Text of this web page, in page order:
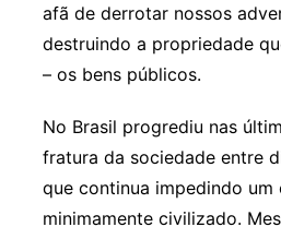
afã de derrotar nossos
destruindo a propriedade
– os bens públicos.
No Brasil progrediu nas
fratura da sociedade entre
que continua impedindo um
minimamente civilizado.